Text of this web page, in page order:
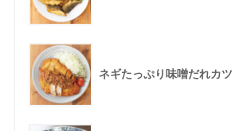
ネギたっぷり味噌だれカツ